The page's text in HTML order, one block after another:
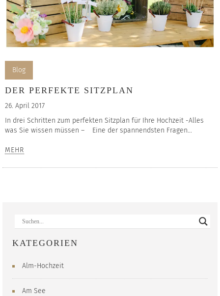
Blog
DER PERFEKTE SITZPLAN
26. April 2017
In drei Schritten zum perfekten Sitzplan für Ihre Hochzeit -Alles
was Sie wissen müssen – Eine der spannendsten Fragen...
MEHR
KATEGORIEN
Alm-Hochzeit
Am See